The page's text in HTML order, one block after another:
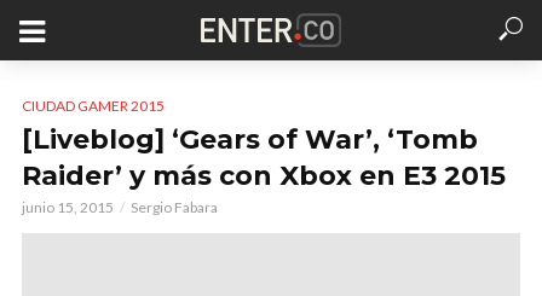
CIUDAD GAMER 2015
[Liveblog] ‘Gears of War’, ‘Tomb
Raider’ y más con Xbox en E3 2015
junio 15, 2015 Sergio Fabara